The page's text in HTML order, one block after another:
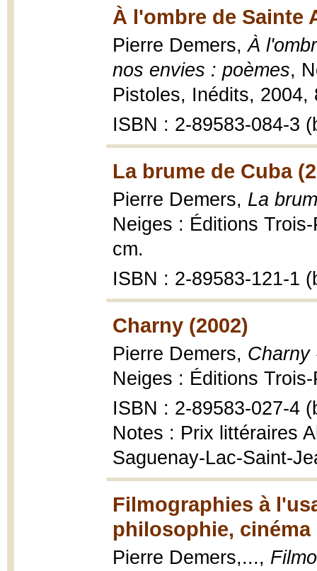
À l'ombre de Sainte
Pierre Demers,À
nos envies : poèmes,
Pistoles, Inédits, 2004,
ISBN : 2-89583-084-3
La brume de Cuba
Pierre Demers, La
Neiges : Éditions
cm.
ISBN : 2-89583-121-1
Charny (2002)
Pierre Demers, Charny
Neiges : Éditions
ISBN : 2-89583-027-4
Notes : Prix littéraires
Saguenay-Lac-Saint-
Filmographies à
philosophie, cinéma
Pierre Demers,...,